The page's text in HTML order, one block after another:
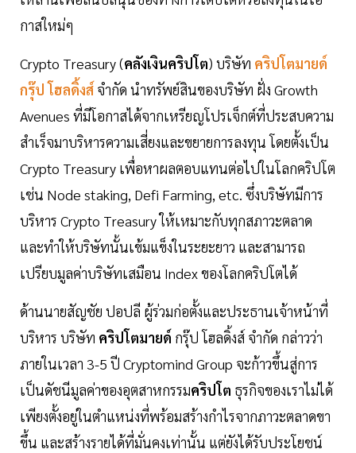
กาสใหม่ๆ
Crypto Treasury (คลังเงินคริปโต) บริษัท คริปโตมายด์
กรุ๊ป โฮลดิ้งส์ จำกัด นำทรัพย์สินของบริษัท ฝั่ง Growth
Avenues ที่มีโอกาสได้จากเหรียญโปรเจ็กต์ที่ประสบความ
สำเร็จมาบริหารความเสี่ยงและขยายการลงทุน โดยตั้งเป็น
Crypto Treasury เพื่อหาผลตอบแทนต่อไปในโลกคริปโต
เช่น Node staking, Defi Farming, etc. ซึ่งบริษัทมีการ
บริหาร Crypto Treasury ให้เหมาะกับทุกสภาวะตลาด
และทำให้บริษัทนั้นเข้มแข็งในระยะยาว และสามารถ
เปรียบมูลค่าบริษัทเสมือน Index ของโลกคริปโตได้
ด้านนายสัญชัย ปอปลี ผู้ร่วมก่อตั้งและประธานเจ้าหน้าที่
บริหาร บริษัท คริปโตมายด์ กรุ๊ป โฮลดิ้งส์ จำกัด กล่าวว่า
ภายในเวลา 3-5 ปี Cryptomind Group จะก้าวขึ้นสู่การ
เป็นดัชนีมูลค่าของอุตสาหกรรมคริปโต ธุรกิจของเราไม่ได้
เพียงตั้งอยู่ในตำแหน่งที่พร้อมสร้างกำไรจากภาวะตลาดขา
ขึ้น และสร้างรายได้ที่มั่นคงเท่านั้น แต่ยังได้รับประโยชน์